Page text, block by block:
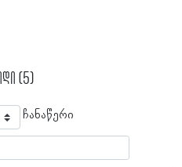
(5)
ჩანაწერი